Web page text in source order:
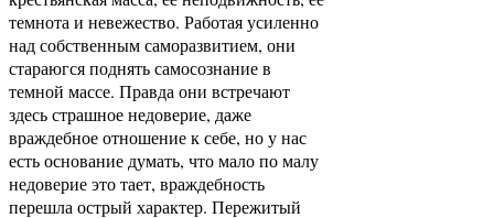
темнота и невежество. Работая усиленно
над собственным саморазвитием, они
стараюгся поднять самосознание в
темной массе. Правда они встречают
здесь страшное недоверие, даже
враждебное отношение к себе, но у нас
есть основание думать, что мало по малу
недоверие это тает, враждебность
перешла острый характер. Пережитый